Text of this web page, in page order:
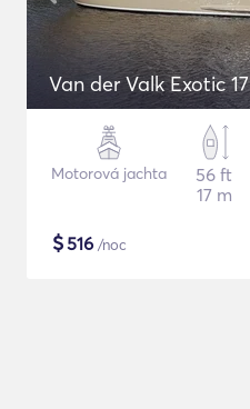
Van der Valk Exotic 17
Motorová jachta
56 ft
17 m
$516 /noc